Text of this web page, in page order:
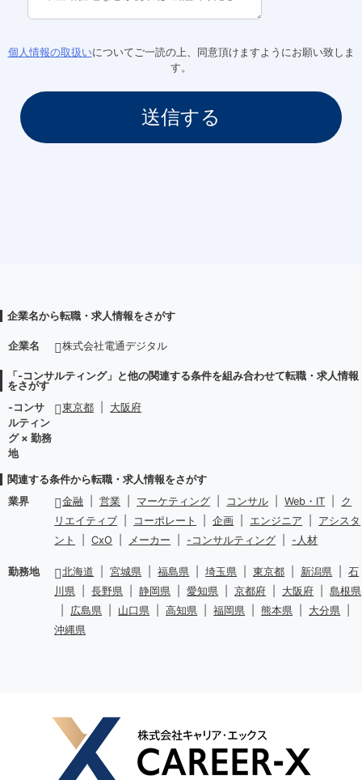
個人情報の取扱いについてご一読の上、同意頂けますようにお願い致しま
す。
企業名から転職・求人情報をさがす
企業名 株式会社電通デジタル
「-コンサルティング」と他の関連する条件を組み合わせて転職・求人情報
をさがす
-コンサ
ルティン
グ × 勤務
地
東京都 大阪府
関連する条件から転職・求人情報をさがす
業界
金融 営業 マーケティング コンサル Web・IT
ク
リエイティブ
コーポレート 企画 エンジニア
アシスタ
ント
CxO メーカー -コンサルティング -人材
勤務地 北海道 宮城県 福島県 埼玉県 東京都 新潟県
石
川県
長野県 静岡県 愛知県 京都府 大阪府
島根県
広島県 山口県 高知県 福岡県 熊本県 大分県
沖縄県